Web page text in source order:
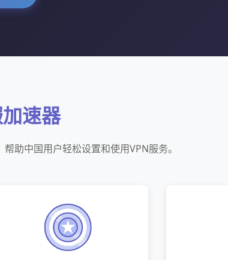
速器
助中国用户轻松设置和使用VPN服务。